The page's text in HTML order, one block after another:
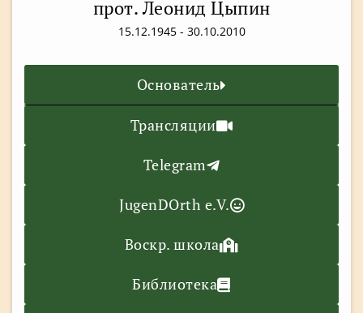
прот. Леонид Цыпин
15.12.1945 - 30.10.2010
Основатель
Трансляции
Telegram
JugenDOrth e.V.
Воскр. школа
Библиотека